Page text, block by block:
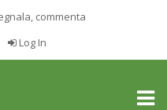
commenta
Log In
Toggle